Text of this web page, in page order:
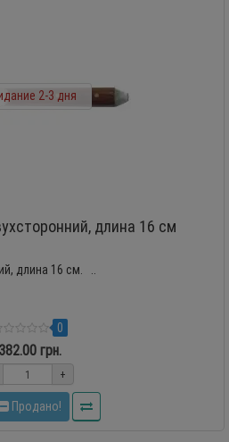
2-3 дня
длина 16 см
длина 16 см. ..
0
382.00 грн.
+
Продано!